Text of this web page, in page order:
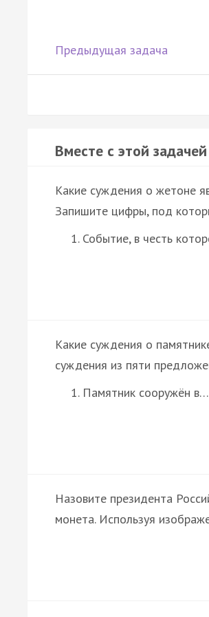
Предыдущая задача
Вместе с этой
Какие суждения о жетоне
Запишите цифры, под
Событие, в честь
Какие суждения о
суждения из пяти
Памятник сооружён в…
Назовите президента
монета. Используя